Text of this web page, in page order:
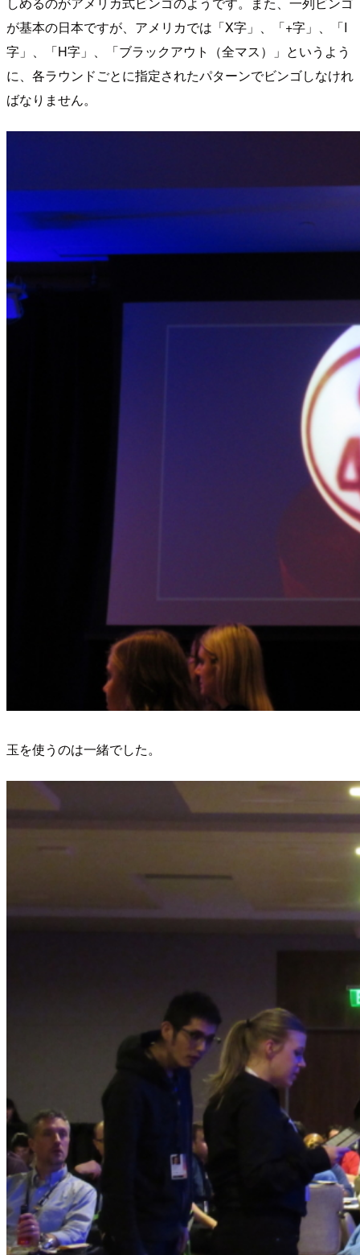
が基本の日本ですが、アメリカでは「X字」、「+字」、「I
字」、「H字」、「ブラックアウト（全マス）」というよう
に、各ラウンドごとに指定されたパターンでビンゴしなけれ
ばなりません。
玉を使うのは一緒でした。